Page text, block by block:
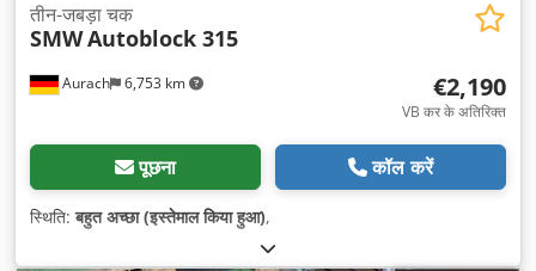
Aurach 6,753 km
तीन-जबड़ा चक
SMWAutoblock 315
€2,190
VB कर के अतिरिक्त
पूछना कॉल करें
स्थिति:बहुत अच्छा (इस्तेमाल किया हुआ),